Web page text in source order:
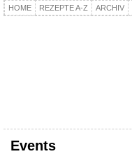
HOME REZEPTE A-Z ARCHIV
Events